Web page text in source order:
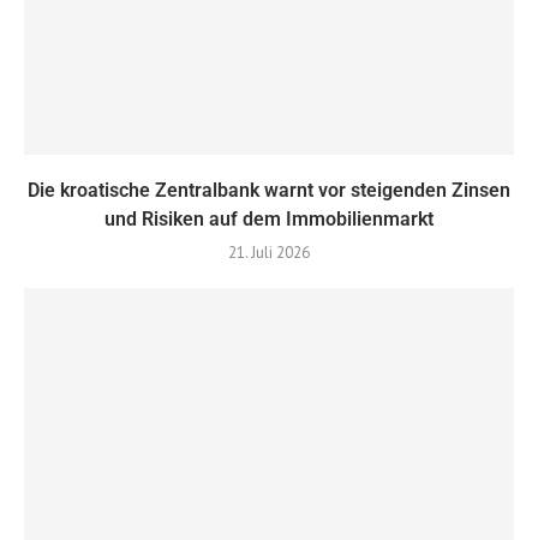
Die kroatische Zentralbank warnt vor steigenden Zinsen
und Risiken auf dem Immobilienmarkt
21. Juli 2026